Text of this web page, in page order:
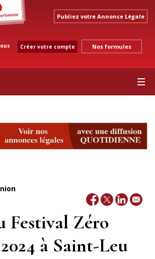
Publiez votre Annonce Légale
Créer votre compte Nos formules
Festival Zéro
à Saint-Leu